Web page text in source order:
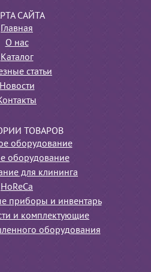
САЙТА
Главная
О нас
Каталог
статьи
Новости
ТОВАРОВ
оборудование
оборудование
для клининга
HoReCa
приборы и инвентарь
и комплектующие
оборудования